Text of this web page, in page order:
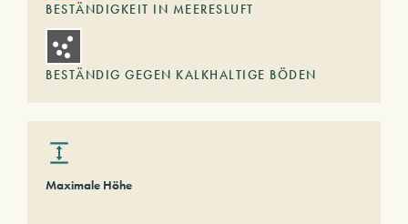
BESTÄNDIGKEIT IN MEERESLUFT
BESTÄNDIG GEGEN KALKHALTIGE BÖDEN
Maximale Höhe